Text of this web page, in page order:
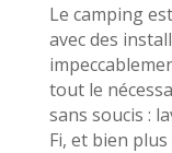
Le camping
avec des
tout le
sans soucis :
Fi, et bien plus